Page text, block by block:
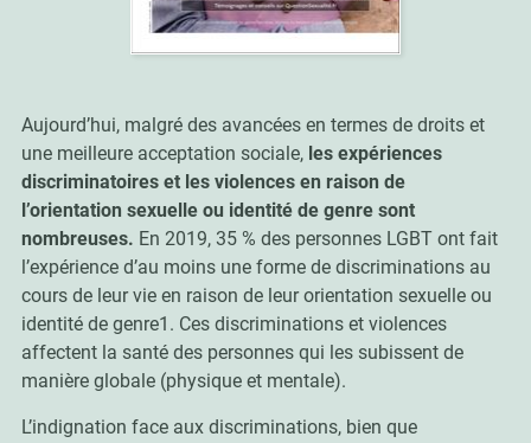
Aujourd’hui, malgré des avancées en termes de droits et
une meilleure acceptation sociale, les expériences
discriminatoires et les violences en raison de
l’orientation sexuelle ou identité de genre sont
nombreuses. En 2019, 35 % des personnes LGBT ont fait
l’expérience d’au moins une forme de discriminations au
cours de leur vie en raison de leur orientation sexuelle ou
identité de genre1 . Ces discriminations et violences
affectent la santé des personnes qui les subissent de
manière globale (physique et mentale).
L’indignation face aux discriminations, bien que